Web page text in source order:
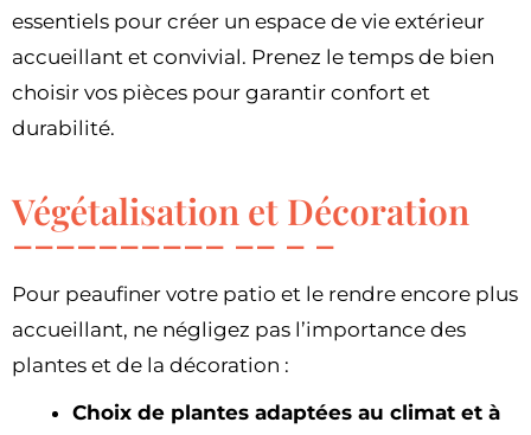
essentiels pour créer un espace de vie extérieur
accueillant et convivial. Prenez le temps de bien
choisir vos pièces pour garantir confort et
durabilité.
Végétalisation et Décoration
Pour peaufiner votre patio et le rendre encore plus
accueillant, ne négligez pas l’importance des
plantes et de la décoration :
Choix de plantes adaptées au climat et à